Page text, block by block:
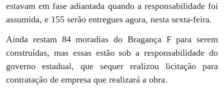
estavam em fase adiantada quando a responsabilidade foi
assumida, e 155 serão entregues agora, nesta sexta-feira.
Ainda restam 84 moradias do Bragança F para serem
construídas, mas essas estão sob a responsabilidade do
governo estadual, que sequer realizou licitação para
contratação de empresa que realizará a obra.